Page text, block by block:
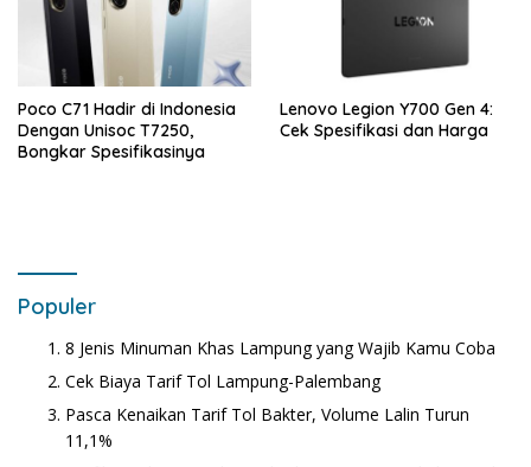
Poco C71 Hadir di Indonesia
Dengan Unisoc T7250,
Bongkar Spesifikasinya
Lenovo Legion Y700 Gen 4:
Cek Spesifikasi dan Harga
Populer
8 Jenis Minuman Khas Lampung yang Wajib Kamu Coba
Cek Biaya Tarif Tol Lampung-Palembang
Pasca Kenaikan Tarif Tol Bakter, Volume Lalin Turun
11,1%